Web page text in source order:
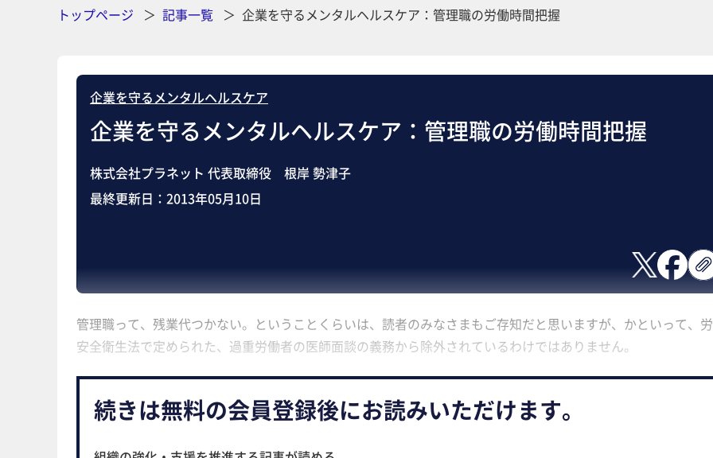
トップページ
記事一覧 企業を守るメンタルヘルスケア：管理職の労働時間把握
企業を守るメンタルヘルスケア
企業を守るメンタルヘルスケア：管理職の労働時間把握
株式会社プラネット 代表取締役 根岸 勢津子
最終更新日： 2013年05月10日
管理職って、残業代つかない。ということくらいは、読者のみなさまもご存知だと思いますが、かといって、
安全衛生法で定められた、過重労働者の医師面談の義務から除外されているわけではありません。
続きは無料の会員登録後にお読みいただけます。